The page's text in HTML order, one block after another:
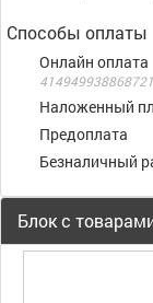
Способы оплаты
Онлайн оплата
Наложенный
Предоплата
Безналичный
Блок с